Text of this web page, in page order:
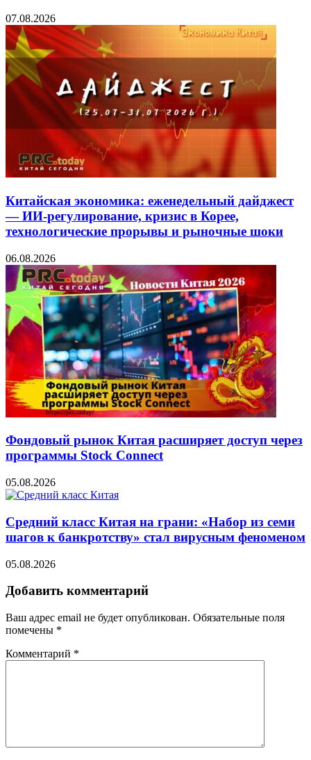
07.08.2026
Китайская экономика: еженедельный дайджест
— ИИ-регулирование, кризис в Корее,
технологические прорывы и рыночные шоки
06.08.2026
Фондовый рынок Китая расширяет доступ через
программы Stock Connect
05.08.2026
Средний класс Китая на грани: «Набор из семи
шагов к банкротству» стал вирусным феноменом
05.08.2026
Добавить комментарий
Ваш адрес email не будет опубликован. Обязательные поля
помечены *
Комментарий *